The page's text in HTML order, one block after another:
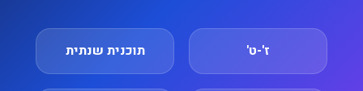
ז'-ט' תוכנית שנתית